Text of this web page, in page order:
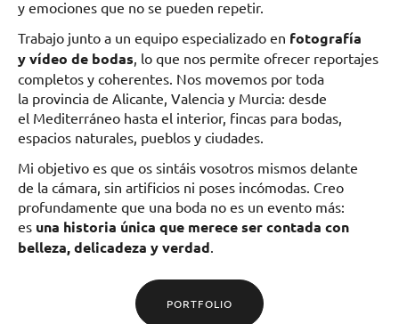
y emociones que no se pueden repetir.
Trabajo junto a un equipo especializado en fotografía
y vídeo de bodas , lo que nos permite ofrecer reportajes
completos y coherentes. Nos movemos por toda
la provincia de Alicante, Valencia y Murcia: desde
el Mediterráneo hasta el interior, fincas para bodas,
espacios naturales, pueblos y ciudades.
Mi objetivo es que os sintáis vosotros mismos delante
de la cámara, sin artificios ni poses incómodas. Creo
profundamente que una boda no es un evento más:
es una historia única que merece ser contada con
belleza, delicadeza y verdad
PORTFOLIO